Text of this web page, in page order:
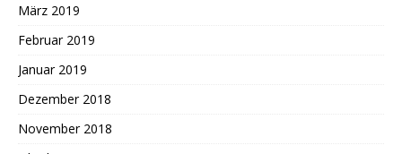
März 2019
Februar 2019
Januar 2019
Dezember 2018
November 2018